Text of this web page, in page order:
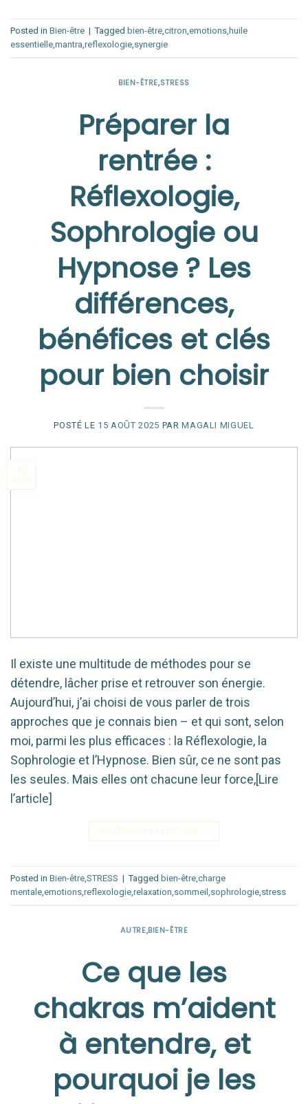
Posted in Bien-être | Tagged bien-être citron emotions huile
essentielle mantra reflexologie synergie
BIEN-ÊTRE,STRESS
Préparer la
rentrée :
Réflexologie,
Sophrologie ou
Hypnose ? Les
différences,
bénéfices et clés
pour bien choisir
POSTÉ LE 15 AOÛT 2025 PARMAGALI MIGUEL
Il existe une multitude de méthodes pour se
détendre, lâcher prise et retrouver son énergie.
Aujourd’hui, j’ai choisi de vous parler de trois
approches que je connais bien – et qui sont, selon
moi, parmi les plus efficaces : la Réflexologie, la
Sophrologie et l’Hypnose. Bien sûr, ce ne sont pas
les seules. Mais elles ont chacune leur force,[Lire
l’article]
Posted in Bien-être STRESS | Tagged bien-être charge
mentale emotions reflexologie relaxation sommeil sophrologie stress
AUTRE,BIEN-ÊTRE
Ce que les
chakras m’aident
à entendre, et
pourquoi je les